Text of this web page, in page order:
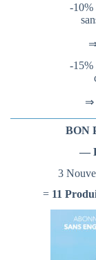
-10%
-15%
BON
—
3
= 11